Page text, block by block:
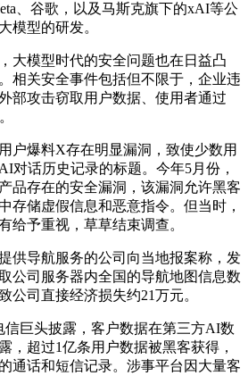
、谷歌，以及马斯克旗下的xAI等公
模型的研发。
模型时代的安全问题也在日益凸
相关安全事件包括但不限于，企业违
部攻击窃取用户数据、使用者通过
爆料X存在明显漏洞，致使少数用
对话历史记录的标题。今年5月份，
品存在的安全漏洞，该漏洞允许黑客
存储虚假信息和恶意指令。但当时，
给予重视，草草结束调查。
导航服务的公司向当地报案称，发
公司服务器内全国的导航地图信息数
公司直接经济损失约21万元。
巨头披露，客户数据在第三方AI数
，超过1亿条用户数据被黑客获得，
通话和短信记录。涉事平台因大量客